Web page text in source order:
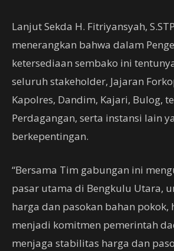
Lanjut Sekda H. Fitriyansyah,
menerangkan bahwa dalam
ketersediaan sembako ini
seluruh stakeholder, Jajaran
Kapolres, Dandim, Kajari, Bulog,
Perdagangan, serta instansi lain
berkepentingan.
“Bersama Tim gabungan ini
pasar utama di Bengkulu Utara,
harga dan pasokan bahan pokok,
menjadi komitmen pemerintah
menjaga stabilitas harga dan